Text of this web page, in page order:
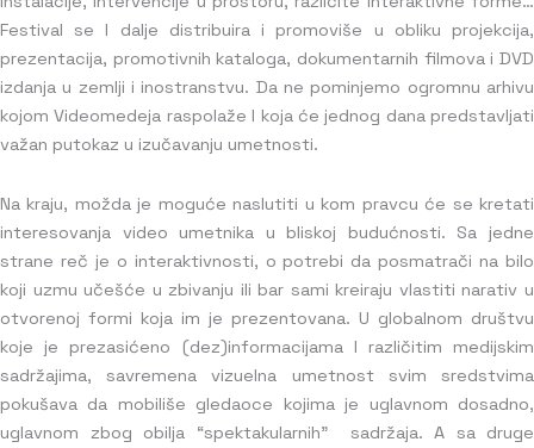
Festival se I dalje distribuira i promoviše u obliku projekcija,
prezentacija, promotivnih kataloga, dokumentarnih filmova i DVD
izdanja u zemlji i inostranstvu. Da ne pominjemo ogromnu arhivu
kojom Videomedeja raspolaže I koja će jednog dana predstavljati
važan putokaz u izučavanju umetnosti.
Na kraju, možda je moguće naslutiti u kom pravcu će se kretati
interesovanja video umetnika u bliskoj budućnosti. Sa jedne
strane reč je o interaktivnosti, o potrebi da posmatrači na bilo
koji uzmu učešće u zbivanju ili bar sami kreiraju vlastiti narativ u
otvorenoj formi koja im je prezentovana. U globalnom društvu
koje je prezasićeno (dez)informacijama I različitim medijskim
sadržajima, savremena vizuelna umetnost svim sredstvima
pokušava da mobiliše gledaoce kojima je uglavnom dosadno,
uglavnom zbog obilja “spektakularnih” sadržaja. A sa druge